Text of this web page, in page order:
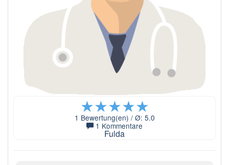
★★★★★
1 Bewertung(en) / Ø: 5.0
1 Kommentare
Fulda